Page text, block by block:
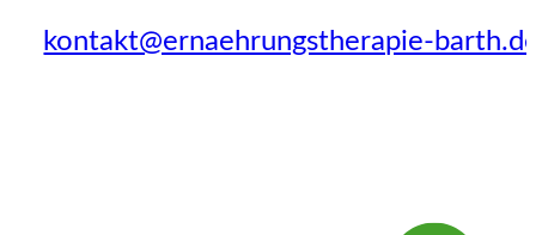
kontakt@ernaehrungstherapie-